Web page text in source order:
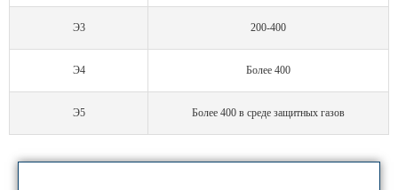
Э3 200-400
Э4 Более 400
Э5 Более 400 в среде защитных газов